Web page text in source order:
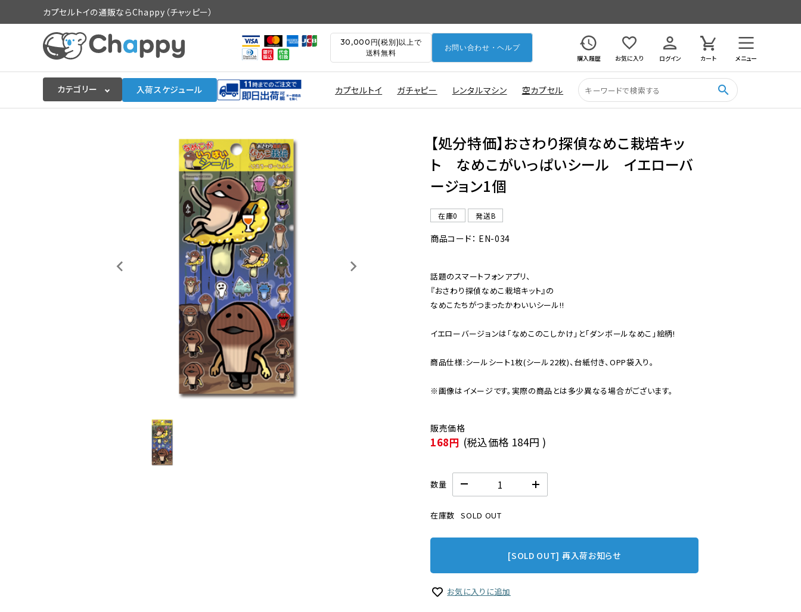
カプセルトイの通販ならChappy（チャッピー）
30,000円(税別)以上で
送料無料
お問い合わせ・ヘルプ
購入履歴
お気に入り ログイン カート メニュー
カテゴリー 入荷スケジュール カプセルトイ ガチャピー レンタルマシン 空カプセル search
【処分特価】おさわり探偵なめこ栽培キッ
ト なめこがいっぱいシール イエローバ
ージョン1個
在庫0 発送B
商品コード： EN-034
話題のスマートフォンアプリ、
『おさわり探偵なめこ栽培キット』の
なめこたちがつまったかわいいシール!!
イエローバージョンは「なめこのこしかけ」と「ダンボールなめこ」絵柄!
商品仕様:シールシート1枚(シール22枚)、台紙付き、OPP袋入り。
※画像はイメージです。実際の商品とは多少異なる場合がございます。
168円 (税込価格 184円 )
数量
在庫数 SOLD OUT
[SOLD OUT] 再入荷お知らせ
お気に入りに追加